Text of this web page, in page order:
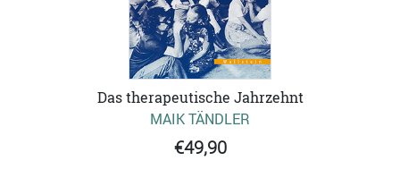
Das therapeutische Jahrzehnt
MAIK TÄNDLER
€49,90